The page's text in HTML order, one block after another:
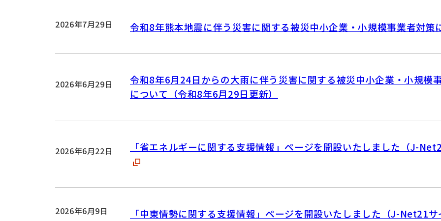
2026年7月29日 令和8年熊本地震に伴う災害に関する被災中小企業・小規模事業者対策
2026年6月29日
令和8年6月24日からの大雨に伴う災害に関する被災中小企業・小規模
について（令和8年6月29日更新）
2026年6月22日 「省エネルギーに関する支援情報」ページを開設いたしました（J-
2026年6月9日 「中東情勢に関する支援情報」ページを開設いたしました（J-Net21サ